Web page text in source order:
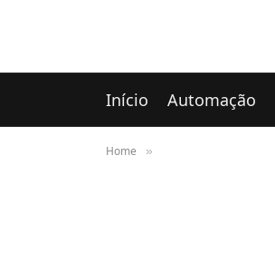
Início Automação
Home »